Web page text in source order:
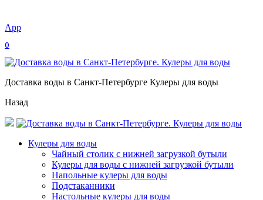
App
0
Доставка воды в Санкт-Петербурге Кулеры для воды
Назад
Кулеры для воды
Чайный столик с нижней загрузкой бутыли
Кулеры для воды с нижней загрузкой бутыли
Напольные кулеры для воды
Подстаканники
Настольные кулеры для воды